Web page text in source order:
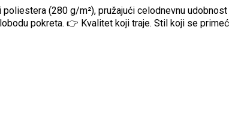
(280 g/m²), pružajući celodnevnu
pokreta. 👉 Kvalitet koji traje. Stil koji se